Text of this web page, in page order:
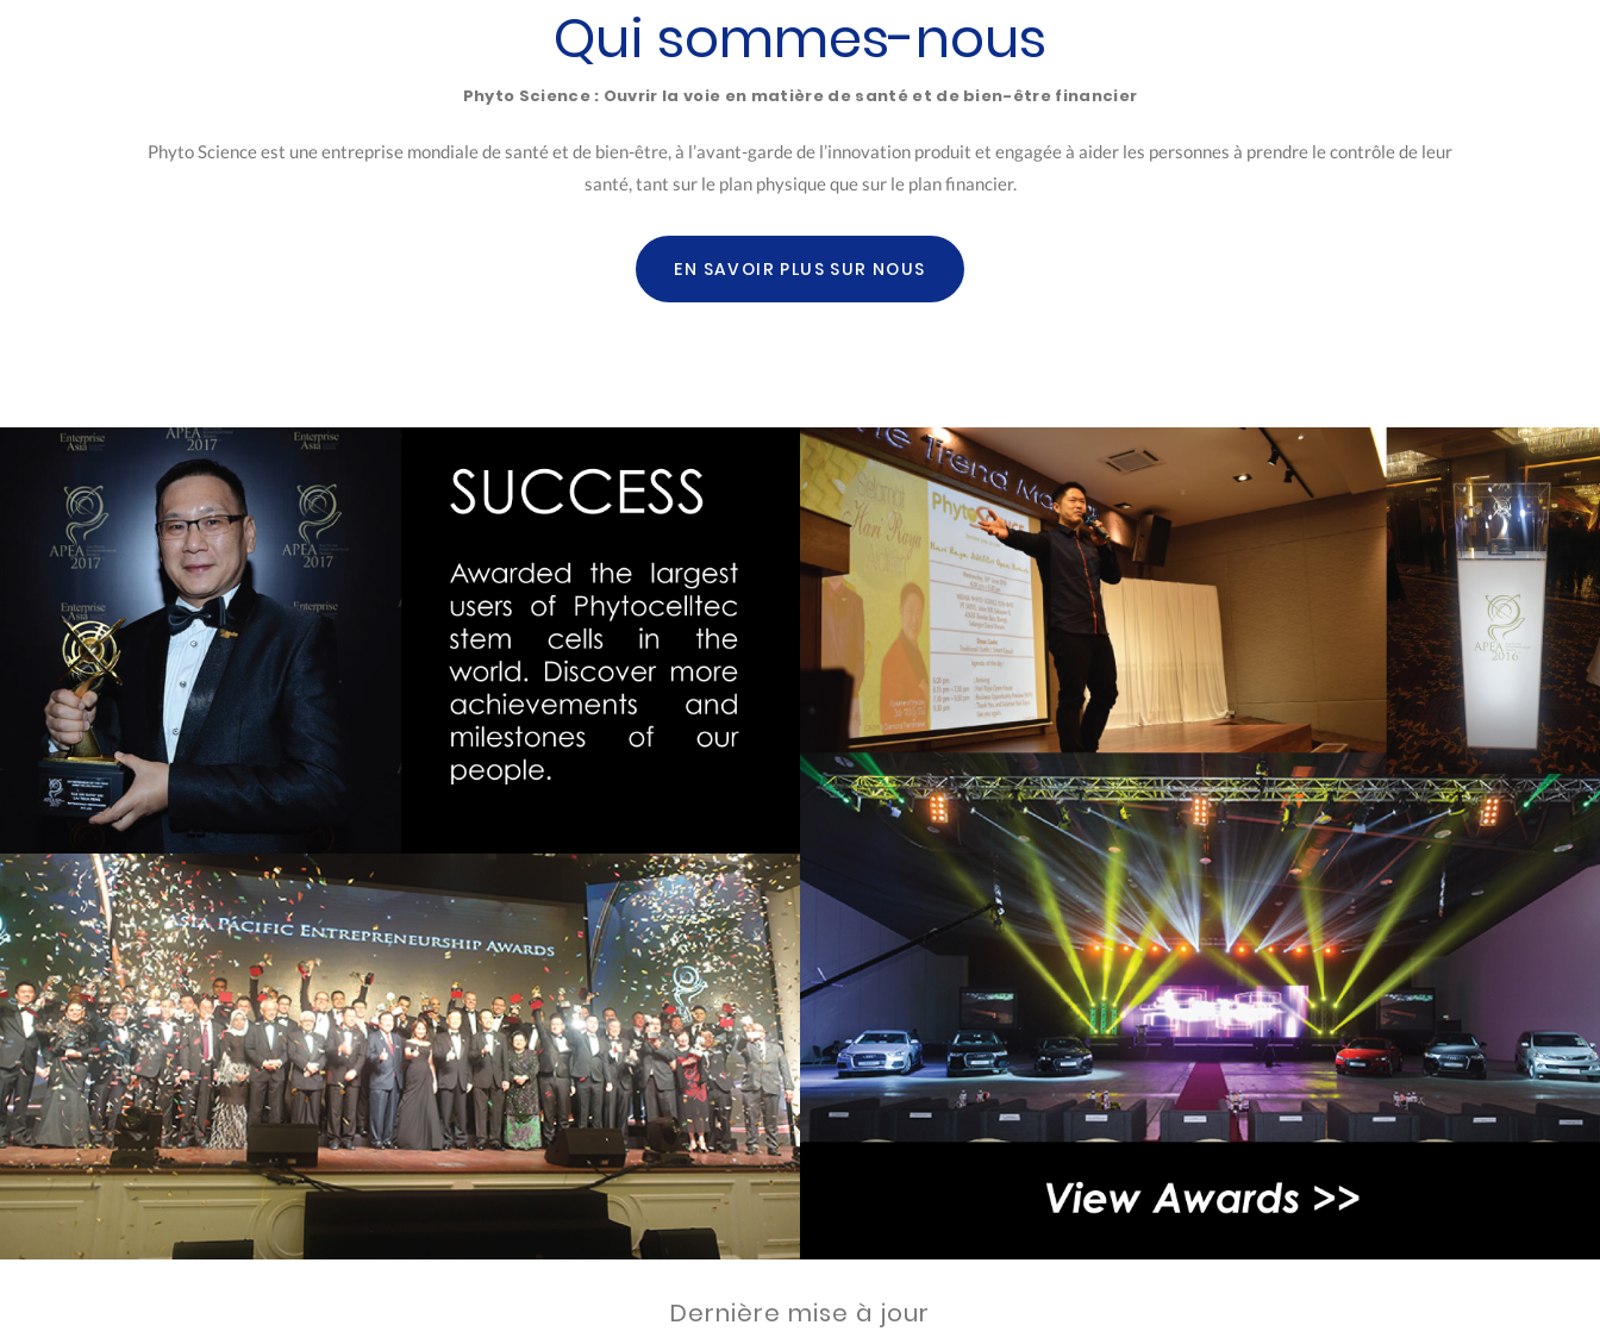
Qui sommes-nous
Phyto Science : Ouvrir la voie en matière de santé et de bien-être financier
Phyto Science est une entreprise mondiale de santé et de bien-être, à l’avant-garde de l’innovation produit et engagée à aider les personnes à prendre le contrôle de leur
santé, tant sur le plan physique que sur le plan financier.
EN SAVOIR PLUS SUR NOUS
Dernière mise à jour